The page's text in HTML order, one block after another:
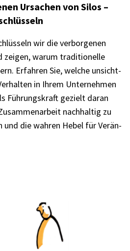
Ursa­chen von Silos –
wir die verbor­ge­nen
zeigen, warum tradi­tio­nelle
Erfah­ren Sie, welche unsicht­
in Ihrem Unter­neh­men
Führungs­kraft gezielt daran
nach­hal­tig zu
und die wahren Hebel für Verän­